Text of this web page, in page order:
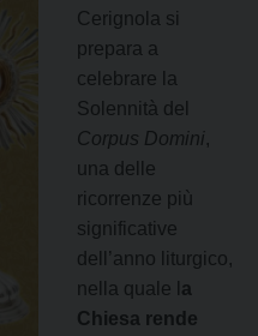
Cerignola si
prepara a
celebrare la
Solennità del
Corpus Domini,
una delle
ricorrenze più
significative
dell’anno liturgico,
nella quale l a
Chiesa rende